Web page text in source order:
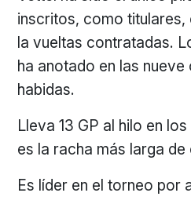
inscritos, como titulares,
la vueltas contratadas.
ha anotado en las
habidas.
Lleva 13 GP al hilo en
es la racha más larga
Es líder en el torneo por